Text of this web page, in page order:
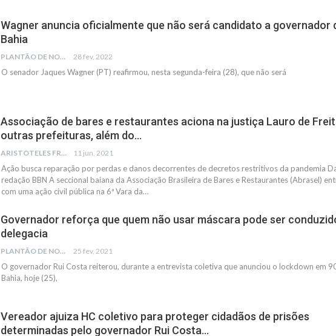
Wagner anuncia oficialmente que não será candidato a governador
Bahia
PLANTÃO DE NOTÍCIAS 28 fev, 2022
O senador Jaques Wagner (PT) reafirmou, nesta segunda-feira (28), que não será
Associação de bares e restaurantes aciona na justiça Lauro de
outras prefeituras, além do…
ARISTOTELES FRANCO 11 jun, 2021
Ação busca reparação por perdas e danos decorrentes de decretos restritivos da pandemia
redação BBN A seccional baiana da Associação Brasileira de Bares e Restaurantes (Abrasel)
com uma ação civil pública na 6ª Vara da…
Governador reforça que quem não usar máscara pode ser
delegacia
PLANTÃO DE NOTÍCIAS 25 fev, 2021
O governador Rui Costa reiterou, durante a entrevista coletiva que anunciou o lockdown em
Bahia, hoje (25),
Vereador ajuiza HC coletivo para proteger cidadãos de prisões
determinadas pelo governador Rui Costa…